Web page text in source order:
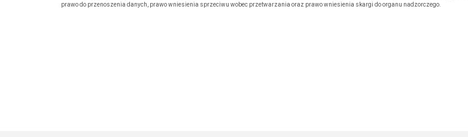
prawo do przenoszenia danych, prawo wniesienia sprzeciwu wobec przetwarzania oraz prawo wniesienia skargi do organu nadzorczego.